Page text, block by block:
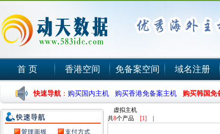
首 页 香港空间 免备案空间 域名注册
快速导航 ： 购买国内主机 购买香港免备案主机 购买韩国免
虚拟主机
共8个产品 [1]